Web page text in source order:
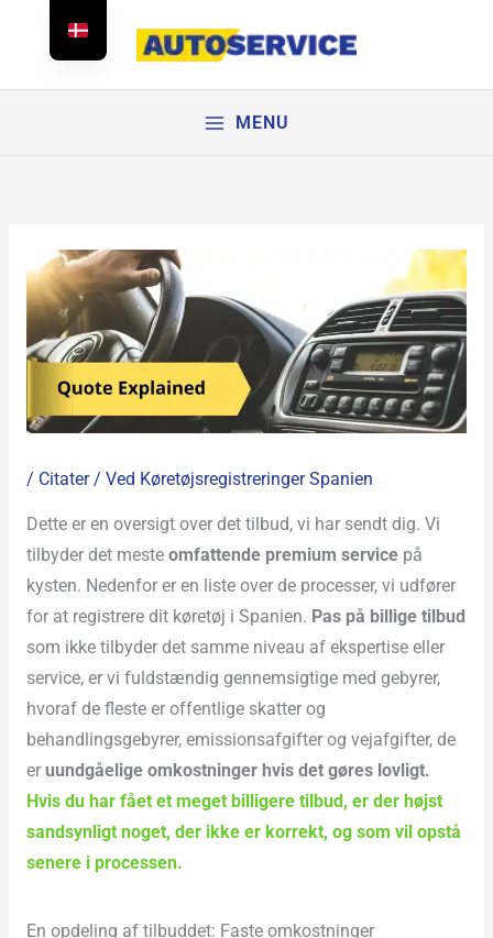
MENU
/ Citater/ Ved Køretøjsregistreringer Spanien
Dette er en oversigt over det tilbud, vi har sendt dig. Vi
tilbyder det meste omfattende premium servicepå
kysten. Nedenfor er en liste over de processer, vi udfører
for at registrere dit køretøj i Spanien. Pas på billige tilbud
som ikke tilbyder det samme niveau af ekspertise eller
service, er vi fuldstændig gennemsigtige med gebyrer,
hvoraf de fleste er offentlige skatter og
behandlingsgebyrer, emissionsafgifter og vejafgifter, de
er uundgåelige omkostninger hvis det gøres lovligt.
Hvis du har fået et meget billigere tilbud, er der højst
sandsynligt noget, der ikke er korrekt, og som vil opstå
senere i processen.
En opdeling af tilbuddet: Faste omkostninger